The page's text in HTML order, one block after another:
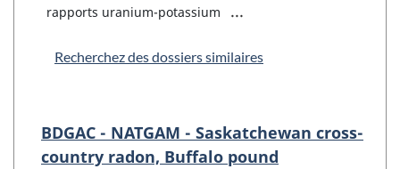
rapports uranium-potassium
...
Recherchez des dossiers similaires
BDGAC - NATGAM - Saskatchewan cross-
country radon, Buffalo pound